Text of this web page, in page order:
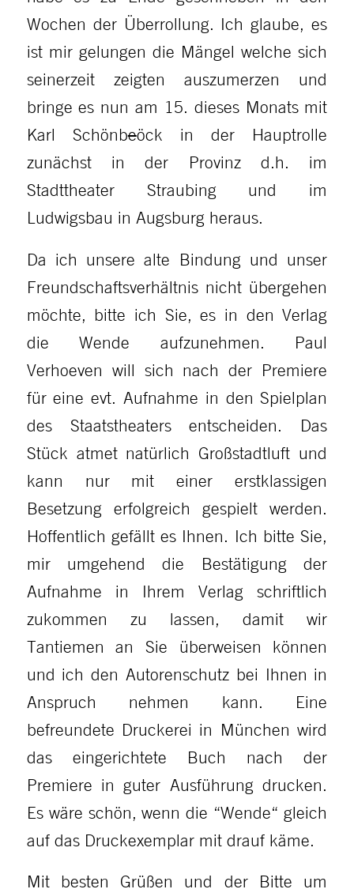
Wochen der Überrollung. Ich glaube, es
ist mir gelungen die Mängel welche sich
seinerzeit zeigten auszumerzen und
bringe es nun am 15. dieses Monats mit
Karl Schönbeöck in der Hauptrolle
zunächst in der Provinz d.h. im
Stadttheater Straubing und im
Ludwigsbau in Augsburg heraus.
Da ich unsere alte Bindung und unser
Freundschaftsverhältnis nicht übergehen
möchte, bitte ich Sie, es in den Verlag
die Wende aufzunehmen. Paul
Verhoeven will sich nach der Premiere
für eine evt. Aufnahme in den Spielplan
des Staatstheaters entscheiden. Das
Stück atmet natürlich Großstadtluft und
kann nur mit einer erstklassigen
Besetzung erfolgreich gespielt werden.
Hoffentlich gefällt es Ihnen. Ich bitte Sie,
mir umgehend die Bestätigung der
Aufnahme in Ihrem Verlag schriftlich
zukommen zu lassen, damit wir
Tantiemen an Sie überweisen können
und ich den Autorenschutz bei Ihnen in
Anspruch nehmen kann. Eine
befreundete Druckerei in München wird
das eingerichtete Buch nach der
Premiere in guter Ausführung drucken.
Es wäre schön, wenn die “Wende“ gleich
auf das Druckexemplar mit drauf käme.
Mit besten Grüßen und der Bitte um